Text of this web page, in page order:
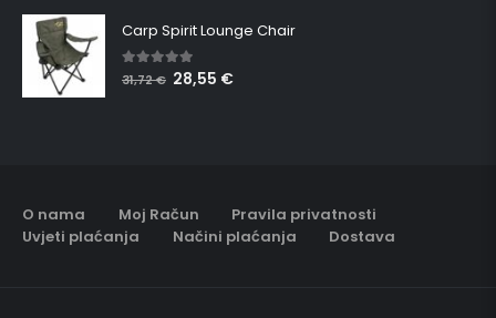
Carp Spirit Lounge Chair
5.00 out of 5
31,72€ 28,55 €
O nama Moj Račun
Pravila privatnosti
Uvjeti plaćanja
Načini plaćanja Dostava